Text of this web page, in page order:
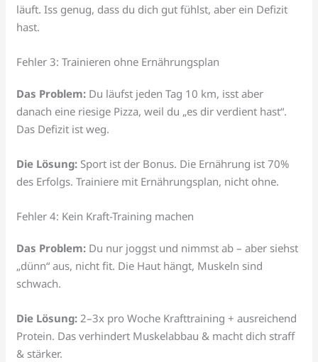
läuft. Iss genug, dass du dich gut fühlst, aber ein Defizit
hast.
Fehler 3: Trainieren ohne Ernährungsplan
Das Problem: Du läufst jeden Tag 10 km, isst aber
danach eine riesige Pizza, weil du „es dir verdient hast“.
Das Defizit ist weg.
Die Lösung: Sport ist der Bonus. Die Ernährung ist 70%
des Erfolgs. Trainiere mit Ernährungsplan, nicht ohne.
Fehler 4: Kein Kraft-Training machen
Das Problem: Du nur joggst und nimmst ab – aber siehst
„dünn“ aus, nicht fit. Die Haut hängt, Muskeln sind
schwach.
Die Lösung: 2–3x pro Woche Krafttraining + ausreichend
Protein. Das verhindert Muskelabbau & macht dich straff
& stärker.